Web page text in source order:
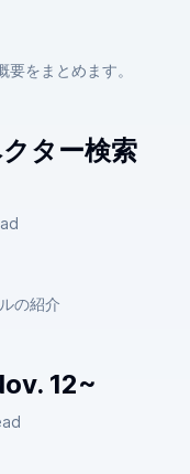
をまとめます。
ター検索
の紹介
12~